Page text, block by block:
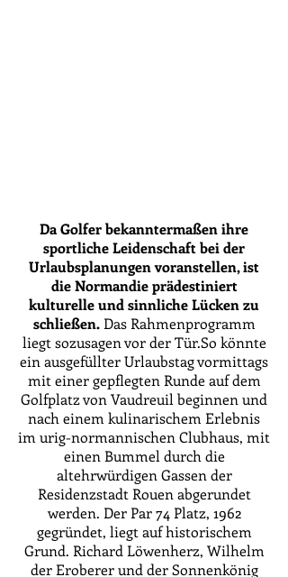
Da Golfer bekanntermaßen ihre
sportliche Leidenschaft bei der
Urlaubsplanungen voranstellen, ist
die Normandie prädestiniert
kulturelle und sinnliche Lücken zu
schließen.Das Rahmenprogramm
liegt sozusagen vor der Tür.So könnte
ein ausgefüllter Urlaubstag vormittags
mit einer gepflegten Runde auf dem
Golfplatz von Vaudreuil beginnen und
nach einem kulinarischem Erlebnis
im urig-normannischen Clubhaus, mit
einen Bummel durch die
altehrwürdigen Gassen der
Residenzstadt Rouen abgerundet
werden. Der Par 74 Platz, 1962
gegründet, liegt auf historischem
Grund. Richard Löwenherz, Wilhelm
der Eroberer und der Sonnenkönig